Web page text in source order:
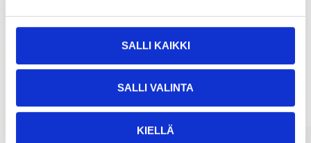
SALLI KAIKKI
SALLI VALINTA
KIELLÄ
Andra kunder köpte också